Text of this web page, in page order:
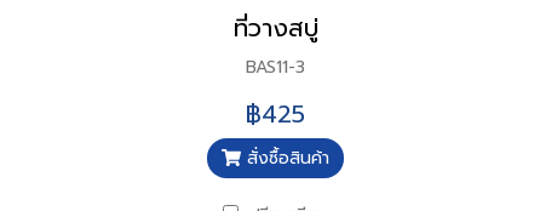
ที่วางสบู่
BAS11-3
฿425
สั่งซื้อสินค้า